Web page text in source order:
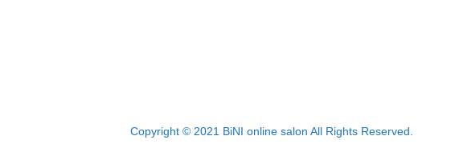
Copyright © 2021 BiNI online salon All Rights Reserved.